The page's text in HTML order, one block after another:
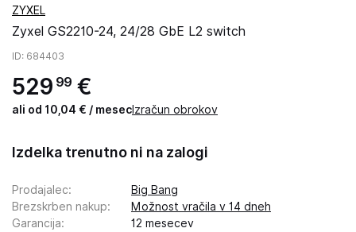
ZYXEL
Zyxel GS2210-24, 24/28 GbE L2 switch
ID: 684403
529 99 €
ali od 10,04 € / mesec Izračun obrokov
Izdelka trenutno ni na zalogi
Prodajalec:
Big Bang
Brezskrben nakup:
Možnost vračila v 14 dneh
Garancija: 12 mesecev